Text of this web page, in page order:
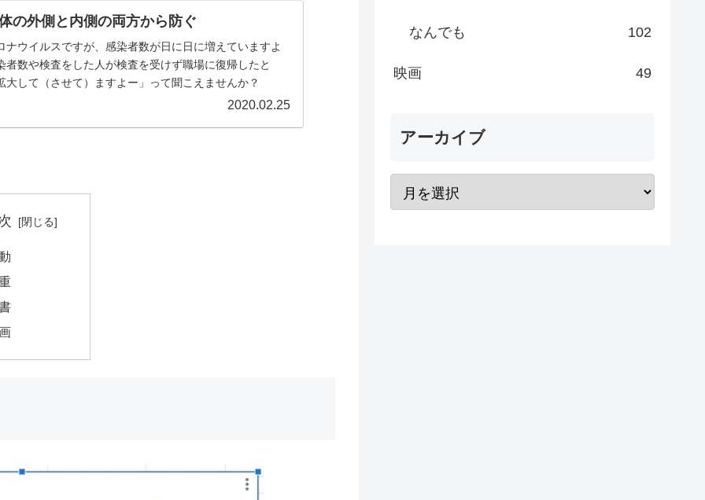
の外側と内側の両方から防ぐ
ナウイルスですが、感染者数が日に日に増えていますよ
者数や検査をした人が検査を受けず職場に復帰したと
大して（させて）ますよー」って聞こえませんか？
2020.02.25
なんでも 102
映画 49
アーカイブ